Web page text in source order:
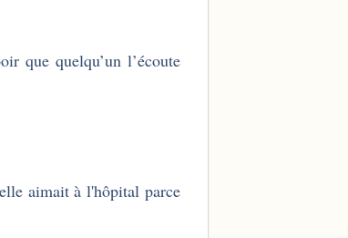
que quelqu’un l’écoute
aimait à l'hôpital parce